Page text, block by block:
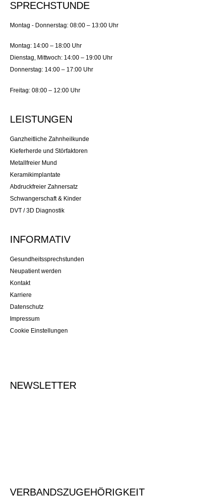
SPRECHSTUNDE
Montag - Donnerstag: 08:00 – 13:00 Uhr
Montag: 14:00 – 18:00 Uhr
Dienstag, Mittwoch: 14:00 – 19:00 Uhr
Donnerstag: 14:00 – 17:00 Uhr
Freitag: 08:00 – 12:00 Uhr
LEISTUNGEN
Ganzheitliche Zahnheilkunde
Kieferherde und Störfaktoren
Metallfreier Mund
Keramikimplantate
Abdruckfreier Zahnersatz
Schwangerschaft & Kinder
DVT / 3D Diagnostik
INFORMATIV
Gesundheitssprechstunden
Neupatient werden
Kontakt
Karriere
Datenschutz
Impressum
Cookie Einstellungen
NEWSLETTER
VERBANDSZUGEHÖRIGKEIT